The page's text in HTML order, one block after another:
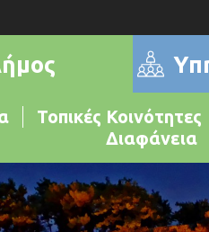
Τοπικές Κοινότητες
Διαφάνεια